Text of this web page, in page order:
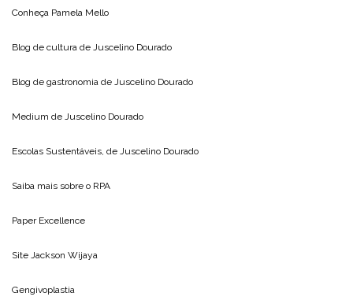
Conheça Pamela Mello
Blog de cultura de Juscelino Dourado
Blog de gastronomia de Juscelino Dourado
Medium de Juscelino Dourado
Escolas Sustentáveis, de Juscelino Dourado
Saiba mais sobre o RPA
Paper Excellence
Site Jackson Wijaya
Gengivoplastia